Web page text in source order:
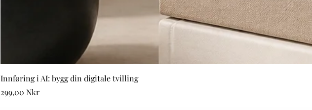
Innføring i AI: bygg din digitale tvilling
Price
299,00 Nkr